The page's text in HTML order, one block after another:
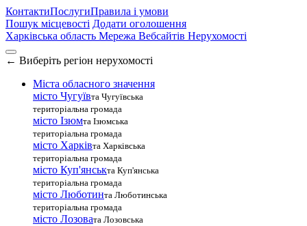
КонтактиПослугиПравила і умови
Пошук місцевості Додати оголошення
Харківська область Мережа Вебсайтів Нерухомості
← Виберіть регіон нерухомості
Міста обласного значення
місто Чугуївта Чугуївська
територіальна громада
місто Ізюмта Ізюмська
територіальна громада
місто Харківта Харківська
територіальна громада
місто Куп'янськта Куп'янська
територіальна громада
місто Люботинта Люботинська
територіальна громада
місто Лозовата Лозовська